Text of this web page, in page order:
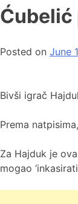
Ćubelić
Posted on June
Bivši igrač
Prema
Za Hajduk je
mogao